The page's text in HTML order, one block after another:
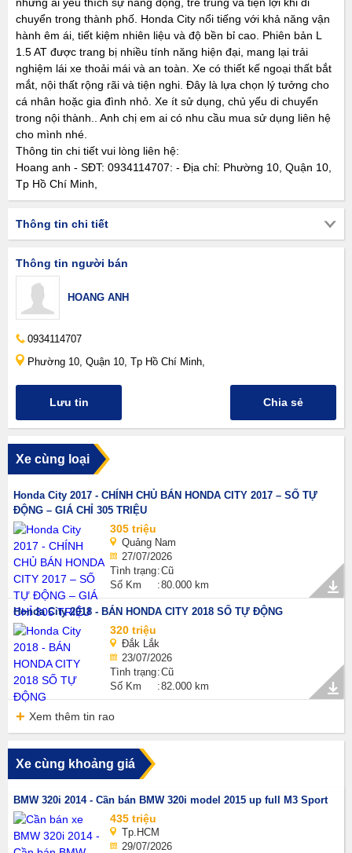
chuyển trong thành phố. Honda City nổi tiếng với khả năng vận
hành êm ái, tiết kiệm nhiên liệu và độ bền bỉ cao. Phiên bản L
1.5 AT được trang bị nhiều tính năng hiện đại, mang lại trải
nghiệm lái xe thoải mái và an toàn. Xe có thiết kế ngoại thất bắt
mắt, nội thất rộng rãi và tiện nghi. Đây là lựa chọn lý tưởng cho
cá nhân hoặc gia đình nhỏ. Xe ít sử dụng, chủ yếu di chuyển
trong nội thành.. Anh chị em ai có nhu cầu mua sử dụng liên hệ
cho mình nhé.
Thông tin chi tiết vui lòng liên hệ:
Hoang anh - SĐT: 0934114707: - Địa chỉ: Phường 10, Quận 10,
Tp Hồ Chí Minh,
Thông tin chi tiết
Thông tin người bán
HOANG ANH
0934114707
Phường 10, Quận 10, Tp Hồ Chí Minh,
Lưu tin Chia sẻ
Xe cùng loại
Honda City 2017 - CHÍNH CHỦ BÁN HONDA CITY 2017 – SỐ TỰ
ĐỘNG – GIÁ CHỈ 305 TRIỆU
305 triệu
Quảng Nam
27/07/2026
Tình trạng Cũ
Số Km
80.000 km
Honda City 2018 - BÁN HONDA CITY 2018 SỐ TỰ ĐỘNG
320 triệu
Đắk Lắk
23/07/2026
Tình trạng Cũ
Số Km
82.000 km
Xem thêm tin rao
Xe cùng khoảng giá
BMW 320i 2014 - Cần bán BMW 320i model 2015 up full M3 Sport
435 triệu
Tp.HCM
29/07/2026